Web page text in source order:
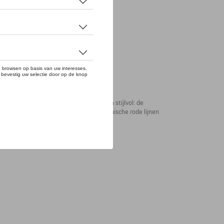
ook buiten het circuit. Comfortabel en stijlvol: de
en de Porsche 963-print met dynamische rode lijnen